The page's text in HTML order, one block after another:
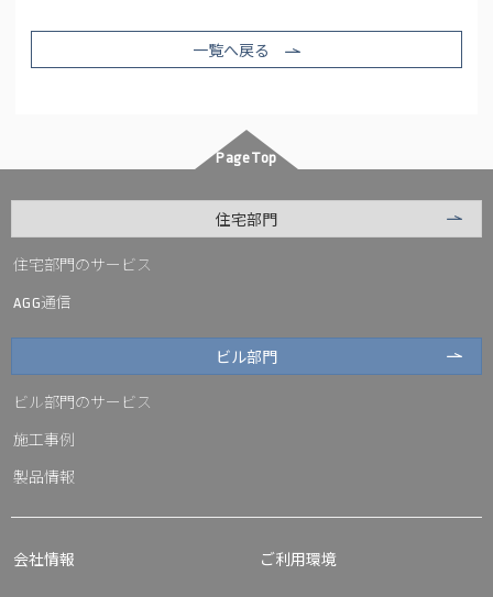
一覧へ戻る
PageTop
住宅部門
住宅部門のサービス
AGG通信
ビル部門
ビル部門のサービス
施工事例
製品情報
会社情報 ご利用環境